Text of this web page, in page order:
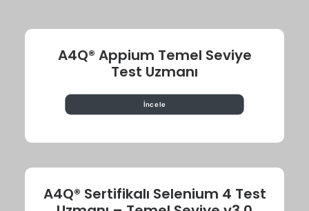
A4Q® Appium Temel Seviye
Test Uzmanı
İncele
A4Q® Sertifikalı Selenium 4 Test